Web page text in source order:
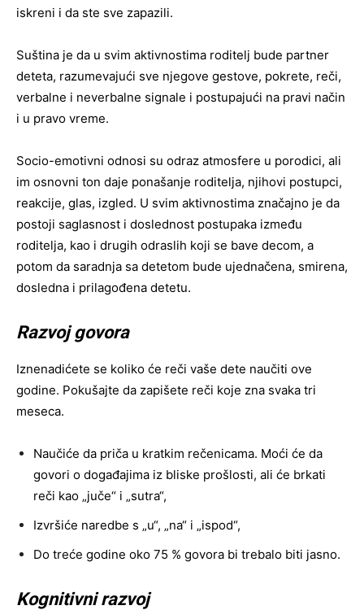
iskreni i da ste sve zapazili.
Suština je da u svim aktivnostima roditelj bude partner
deteta, razumevajući sve njegove gestove, pokrete, reči,
verbalne i neverbalne signale i postupajući na pravi način
i u pravo vreme.
Socio-emotivni odnosi su odraz atmosfere u porodici, ali
im osnovni ton daje ponašanje roditelja, njihovi postupci,
reakcije, glas, izgled. U svim aktivnostima značajno je da
postoji saglasnost i doslednost postupaka između
roditelja, kao i drugih odraslih koji se bave decom, a
potom da saradnja sa detetom bude ujednačena, smirena,
dosledna i prilagođena detetu.
Razvoj govora
Iznenadićete se koliko će reči vaše dete naučiti ove
godine. Pokušajte da zapišete reči koje zna svaka tri
meseca.
Naučiće da priča u kratkim rečenicama. Moći će da
govori o događajima iz bliske prošlosti, ali će brkati
reči kao „juče“ i „sutra“,
Izvršiće naredbe s „u“, „na“ i „ispod“,
Do treće godine oko 75 % govora bi trebalo biti jasno.
Kognitivni razvoj